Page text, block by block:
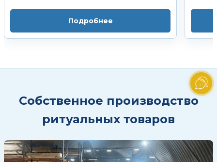
Подробнее
Собственное производство
ритуальных товаров